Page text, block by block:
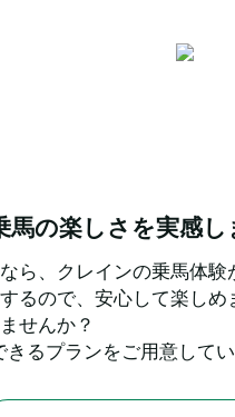
馬の楽しさを実感し
ら、クレインの乗馬体
るので、安心して楽し
せんか？
るプランをご用意してい